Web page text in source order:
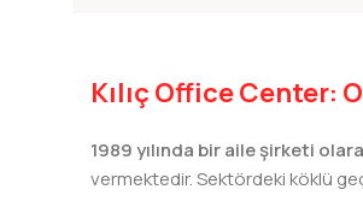
Kılıç Office Center:
1989 yılında bir aile şirketi
vermektedir. Sektördeki köklü